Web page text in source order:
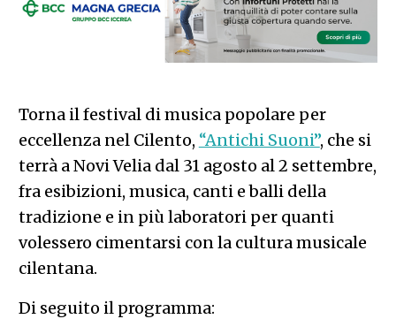
Torna il festival di musica popolare per
eccellenza nel Cilento, “Antichi Suoni”, che si
terrà a Novi Velia dal 31 agosto al 2 settembre,
fra esibizioni, musica, canti e balli della
tradizione e in più laboratori per quanti
volessero cimentarsi con la cultura musicale
cilentana.
Di seguito il programma: